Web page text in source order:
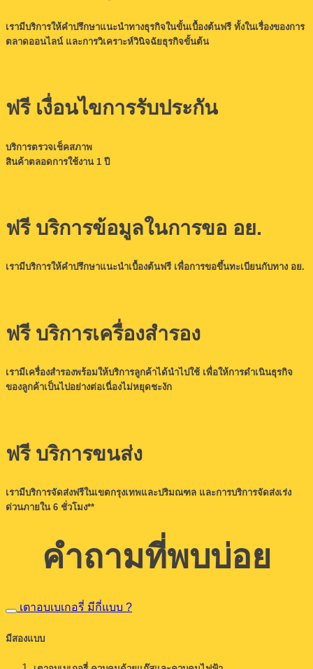
เรามีบริการให้คำปรึกษาแนะนำทางธุรกิจในขั้นเบื้องต้นฟรี ทั้งในเรื่องของการ
ตลาดออนไลน์ และการวิเคราะห์วินิจฉัยธุรกิจขั้นต้น
ฟรี เงื่อนไขการรับประกัน
บริการตรวจเช็คสภาพ
สินค้าตลอดการใช้งาน 1 ปี
ฟรี บริการข้อมูลในการขอ อย.
เรามีบริการให้คำปรึกษาแนะนำเบื้องต้นฟรี เพื่อการขอขึ้นทะเบียนกับทาง อย.
ฟรี บริการเครื่องสำรอง
เรามีเครื่องสำรองพร้อมให้บริการลูกค้าได้นำไปใช้ เพื่อให้การดำเนินธุรกิจ
ของลูกค้าเป็นไปอย่างต่อเนื่องไม่หยุดชะงัก
ฟรี บริการขนส่ง
เรามีบริการจัดส่งฟรีในเขตกรุงเทพและปริมณฑล และการบริการจัดส่งเร่ง
ด่วนภายใน 6 ชั่วโมง**
คำถามที่พบบ่อย
เตาอบเบเกอรี่ มีกี่แบบ ?
มีสองแบบ